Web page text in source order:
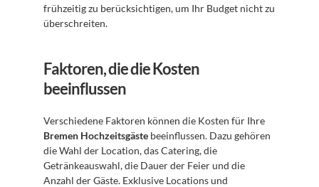
frühzeitig zu berücksichtigen, um Ihr Budget nicht zu
überschreiten.
Faktoren, die die Kosten
beeinflussen
Bremen Hochzeitsgäste beeinflussen. Dazu gehören
die Wahl der Location, das Catering, die
Getränkeauswahl, die Dauer der Feier und die
Anzahl der Gäste. Exklusive Locations und